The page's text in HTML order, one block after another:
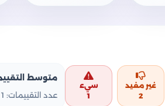
غير مفيد
2
سيء
1
متوسط
عدد التقييمات: 1